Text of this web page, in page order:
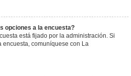
opciones a la encuesta?
está fijado por la administración. Si
comuníquese con La